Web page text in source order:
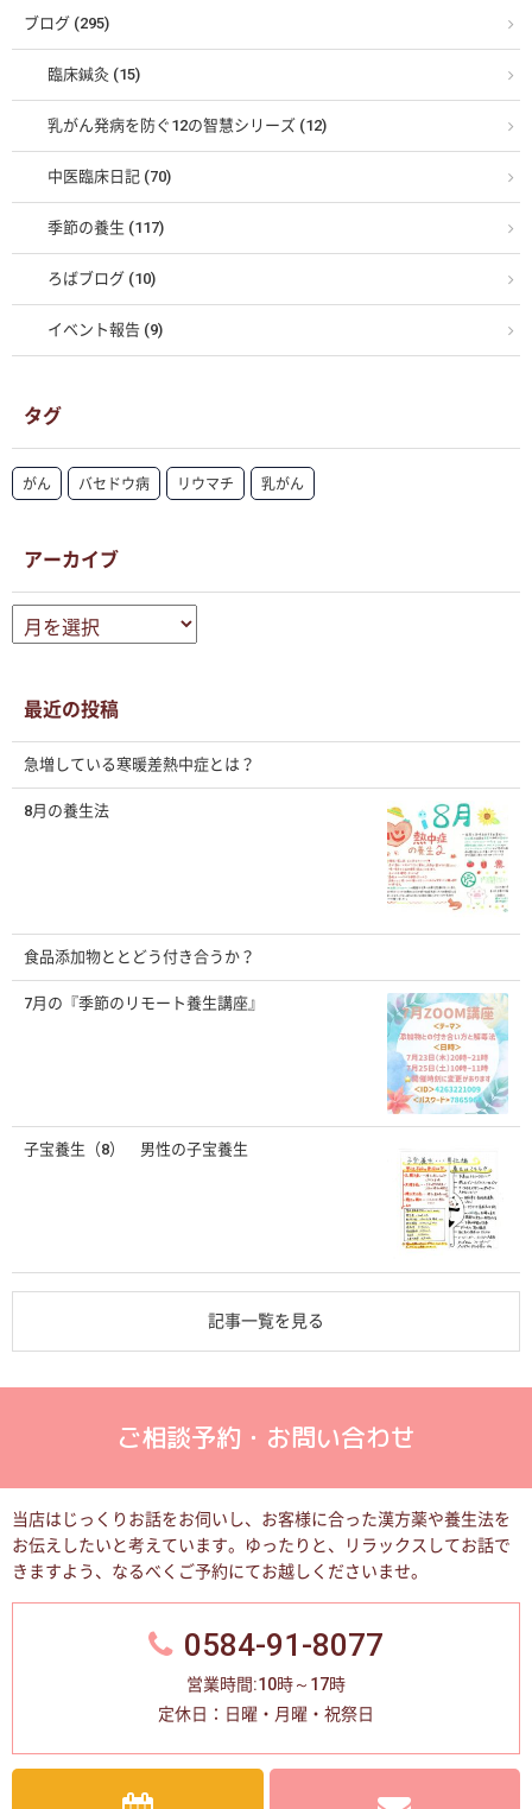
ブログ (295)
臨床鍼灸 (15)
乳がん発病を防ぐ12の智慧シリーズ (12)
中医臨床日記 (70)
季節の養生 (117)
ろばブログ (10)
イベント報告 (9)
タグ
がん バセドウ病 リウマチ 乳がん
アーカイブ
ー
ブ
最近の投稿
急増している寒暖差熱中症とは？
8月の養生法
食品添加物ととどう付き合うか？
7月の『季節のリモート養生講座』
子宝養生（8） 男性の子宝養生
記事一覧を見る
ご相談予約・お問い合わせ
当店はじっくりお話をお伺いし、お客様に合った漢方薬や養生法を
お伝えしたいと考えています。
ゆったりと、リラックスしてお話で
きますよう、なるべくご予約にてお越しくださいませ。
0584-91-8077
営業時間:10時～17時
定休日：日曜・月曜・祝祭日